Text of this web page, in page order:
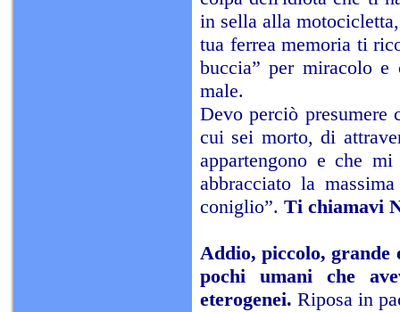
in sella alla
tua ferrea memoria ti
buccia” per miracolo
male.
Devo perciò
cui sei morto, di
appartengono e che
abbracciato la
coniglio”. Ti chiamavi
Addio, piccolo, grande
pochi umani che
eterogenei. Riposa in